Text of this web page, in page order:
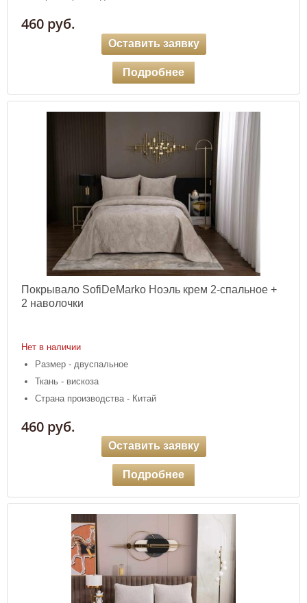
460 руб.
Оставить заявку
Подробнее
Покрывало SofiDeMarko Ноэль крем 2-спальное +
2 наволочки
Нет в наличии
Размер - двуспальное
Ткань - вискоза
Страна производства - Китай
460 руб.
Оставить заявку
Подробнее